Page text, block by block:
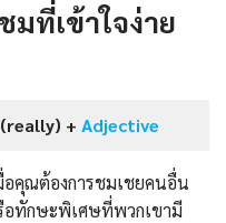
มที่เข้าใจง่าย
+ Adjective
อคุณต้องการชมเชยคนอื่น
อทักษะพิเศษที่พวกเขามี